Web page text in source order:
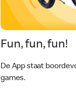
Fun, fun, fun!
De App staat
games.